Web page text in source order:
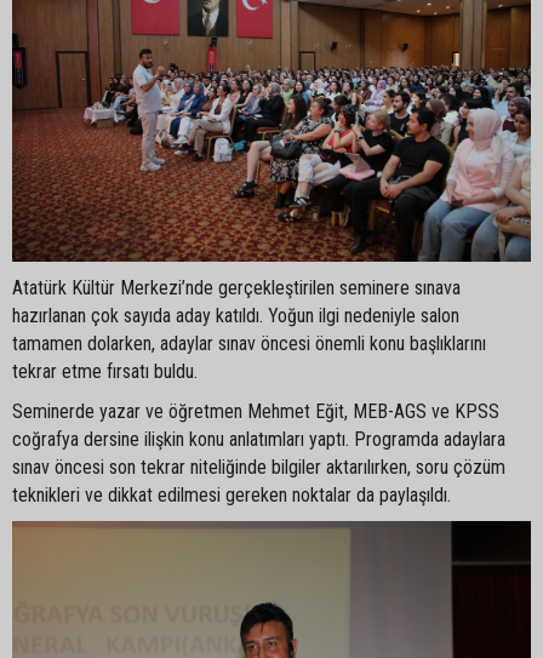
Atatürk Kültür Merkezi’nde gerçekleştirilen seminere sınava
hazırlanan çok sayıda aday katıldı. Yoğun ilgi nedeniyle salon
tamamen dolarken, adaylar sınav öncesi önemli konu başlıklarını
tekrar etme fırsatı buldu.
Seminerde yazar ve öğretmen Mehmet Eğit, MEB-AGS ve KPSS
coğrafya dersine ilişkin konu anlatımları yaptı. Programda adaylara
sınav öncesi son tekrar niteliğinde bilgiler aktarılırken, soru çözüm
teknikleri ve dikkat edilmesi gereken noktalar da paylaşıldı.